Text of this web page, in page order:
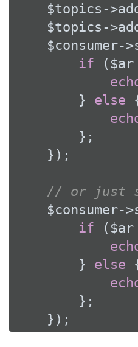
$topics-
$topics-
$consumer-
if
        }
else
        };
    });
// or just
$consumer-
if
        }
else
        };
    });